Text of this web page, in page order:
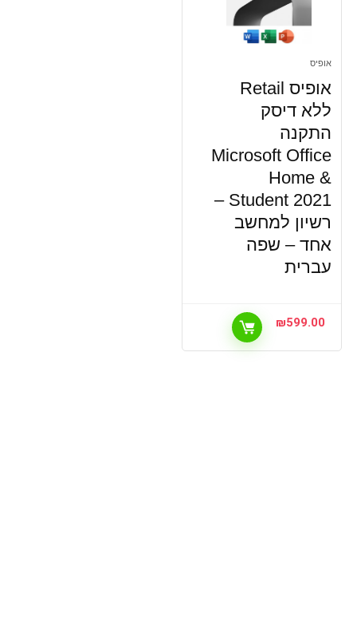
אופיס
אופיס Retail
ללא דיסק
התקנה
Microsoft Office
Home &
Student 2021 –
רשיון למחשב
אחד – שפה
עברית
₪599.00